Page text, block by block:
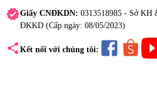
verifiedGiấy CNĐKDN: 0313518985 - Sở
ĐKKD (Cấp ngày: 08/05/2023)
share Kết nối với chúng tôi: